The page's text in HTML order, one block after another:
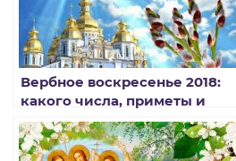
Вербное воскресенье 2018:
какого числа, приметы и
обычаи